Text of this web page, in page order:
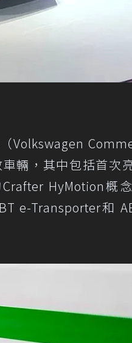
Volkswagen
輛，其中包括首次
HyMotion概
e-Transporter和